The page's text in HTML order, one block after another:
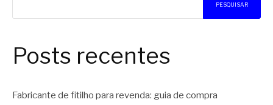
PESQUISAR
Posts recentes
Fabricante de fitilho para revenda: guia de compra